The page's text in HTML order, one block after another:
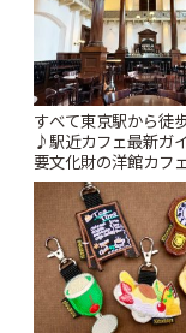
すべて東京駅から徒
♪駅近カフェ最新ガ
要文化財の洋館カフ
札すぐのレトロ喫茶
りっぷ